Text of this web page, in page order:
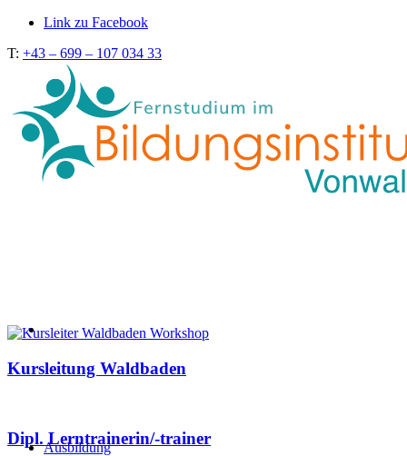
Link zu Facebook
T: +43 – 699 – 107 034 33
Ausbildung
Kursleitung Waldbaden
Dipl. Lerntrainerin/-trainer